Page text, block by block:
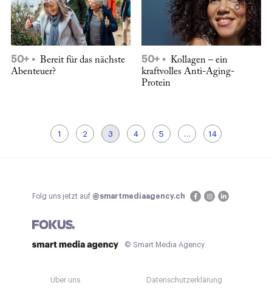
50+
Bereit für das nächste
Abenteuer?
50+
Kollagen – ein
kraftvolles Anti-Aging-
Protein
1 2 3 4 5 … 14
Folg uns jetzt auf @smartmediaagency.ch
© Smart Media Agency
Über uns Datenschutzerklärung